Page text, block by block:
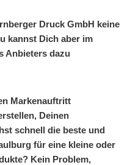
Druck GmbH keine
kannst Dich aber im
Anbieters dazu
Markenauftritt
Deinen
schnell die beste und
für eine kleine oder
Kein Problem,